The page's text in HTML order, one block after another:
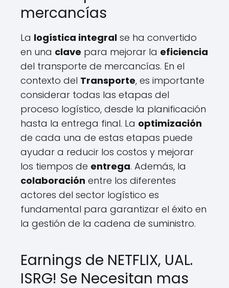
mercancías
La logística integral se ha convertido
en una clave para mejorar la eficiencia
del transporte de mercancías. En el
contexto del Transporte, es importante
considerar todas las etapas del
proceso logístico, desde la planificación
hasta la entrega final. La optimización
de cada una de estas etapas puede
ayudar a reducir los costos y mejorar
los tiempos de entrega. Además, la
colaboración entre los diferentes
actores del sector logístico es
fundamental para garantizar el éxito en
la gestión de la cadena de suministro.
Earnings de NETFLIX, UAL.
ISRG! Se Necesitan mas